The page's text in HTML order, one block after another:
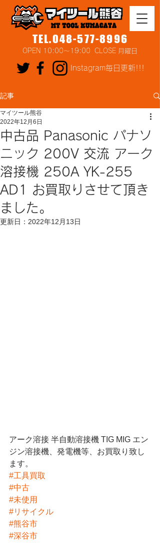
TEL.048-577-8996
OPEN 10:00～19:00 CLOSE 月曜日
Instagram毎日更新!!!
記事
中古品 Panasonic パナソ
ニック 200V 交流 アーク
溶接機 250A YK-255
AD1 お買取りさせて頂き
ました。
マイツール熊谷
2022年12月6日
更新日： 2022年12月13日
アーク溶接 半自動溶接機 TIG MIG エン
ジン溶接機、発電機等、お買取り致し
ます。
#工具買取
#中古
#未使用
#リサイクル
#熊谷市
#深谷市